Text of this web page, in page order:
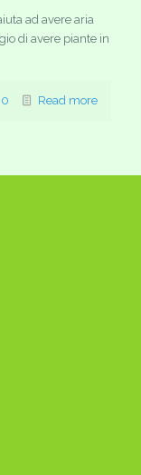
ad avere aria
di avere piante in
0 Read more